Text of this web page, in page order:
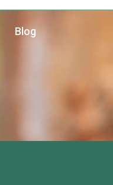
Blog